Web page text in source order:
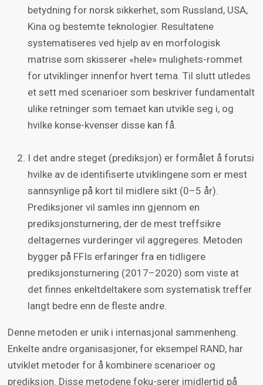
betydning for norsk sikkerhet, som Russland, USA,
Kina og bestemte teknologier. Resultatene
systematiseres ved hjelp av en morfologisk
matrise som skisserer «hele» mulighets-rommet
for utviklinger innenfor hvert tema. Til slutt utledes
et sett med scenarioer som beskriver fundamentalt
ulike retninger som temaet kan utvikle seg i, og
hvilke konse-kvenser disse kan få.
I det andre steget (prediksjon) er formålet å forutsi
hvilke av de identifiserte utviklingene som er mest
sannsynlige på kort til midlere sikt (0–5 år).
Prediksjoner vil samles inn gjennom en
prediksjonsturnering, der de mest treffsikre
deltagernes vurderinger vil aggregeres. Metoden
bygger på FFIs erfaringer fra en tidligere
prediksjonsturnering (2017–2020) som viste at
det finnes enkeltdeltakere som systematisk treffer
langt bedre enn de fleste andre.
Denne metoden er unik i internasjonal sammenheng.
Enkelte andre organisasjoner, for eksempel RAND, har
utviklet metoder for å kombinere scenarioer og
prediksjon. Disse metodene foku-serer imidlertid på